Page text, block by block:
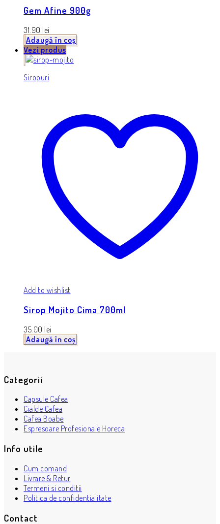
Gem Afine 900g
31.90 lei
Adaugă în coș
Vezi produs
Siropuri
Add to wishlist
Sirop Mojito Cima 700ml
35.00 lei
Adaugă în coș
Categorii
Capsule Cafea
Cialde Cafea
Cafea Boabe
Espresoare Profesionale Horeca
Info utile
Cum comand
Livrare & Retur
Termeni si conditii
Politica de confidentialitate
Contact